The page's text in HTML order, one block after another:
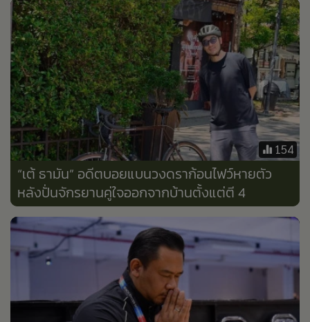
• การเมือง
• ท่องเที่ยว
• กีฬา
• ต่างประเทศ
• Special Scoop
• เศรษฐกิจ-ธุรกิจ
• จีน
• ชุมชน-คุณภาพชีวิต
อาชญากรรม
• Motoring
•
วิทยาศาสตร์
SMEs
154
“เต้ ธามัน” อดีตบอยแบนวงดราก้อนไฟว์หายตัว
หลังปั่นจักรยานคู่ใจออกจากบ้านตั้งแต่ตี 4